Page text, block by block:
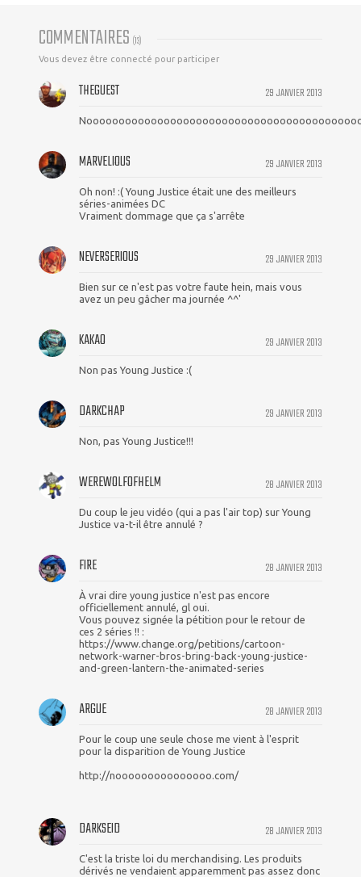
COMMENTAIRES (13)
Vous devez être connecté pour participer
29 JANVIER 2013
THEGUEST
29 JANVIER 2013
MARVELIOUS
Oh non! :( Young Justice était une des meilleurs
séries-animées DC
Vraiment dommage que ça s'arrête
29 JANVIER 2013
NEVERSERIOUS
Bien sur ce n'est pas votre faute hein, mais vous
avez un peu gâcher ma journée ^^'
29 JANVIER 2013
KAKAO
Non pas Young Justice :(
29 JANVIER 2013
DARKCHAP
Non, pas Young Justice!!!
28 JANVIER 2013
WEREWOLFOFHELM
Du coup le jeu vidéo (qui a pas l'air top) sur Young
Justice va-t-il être annulé ?
28 JANVIER 2013
FIRE
À vrai dire young justice n'est pas encore
officiellement annulé, gl oui.
Vous pouvez signée la pétition pour le retour de
ces 2 séries !! :
https://www.change.org/petitions/cartoon-
network-warner-bros-bring-back-young-justice-
and-green-lantern-the-animated-series
28 JANVIER 2013
ARGUE
Pour le coup une seule chose me vient à l'esprit
pour la disparition de Young Justice
http://nooooooooooooooo.com/
28 JANVIER 2013
DARKSEID
C'est la triste loi du merchandising. Les produits
dérivés ne vendaient apparemment pas assez donc